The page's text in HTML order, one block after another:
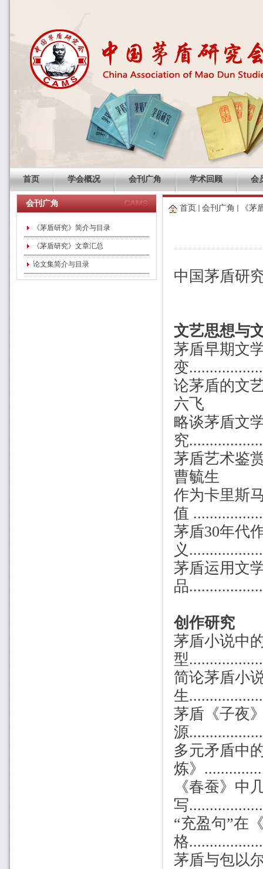
首页 学会概况 会刊广角 学术回顾 会
会刊广角
《茅盾研究》简介与目录
《茅盾研究》文章汇总
论文集简介与目录
首页 会刊广角 《茅
中国茅盾研
文艺思想与
茅盾早期文
变
论茅盾的文
六飞
略谈茅盾文
究
茅盾艺术鉴
曹毓生
作为卡里斯
值
茅盾30年代
义
茅盾运用文
品
创作研究
茅盾小说中
型
简论茅盾小
生
茅盾《子夜
源
多元矛盾中
炼》
《春蚕》中
写
“充盈句”在
格
茅盾与包以